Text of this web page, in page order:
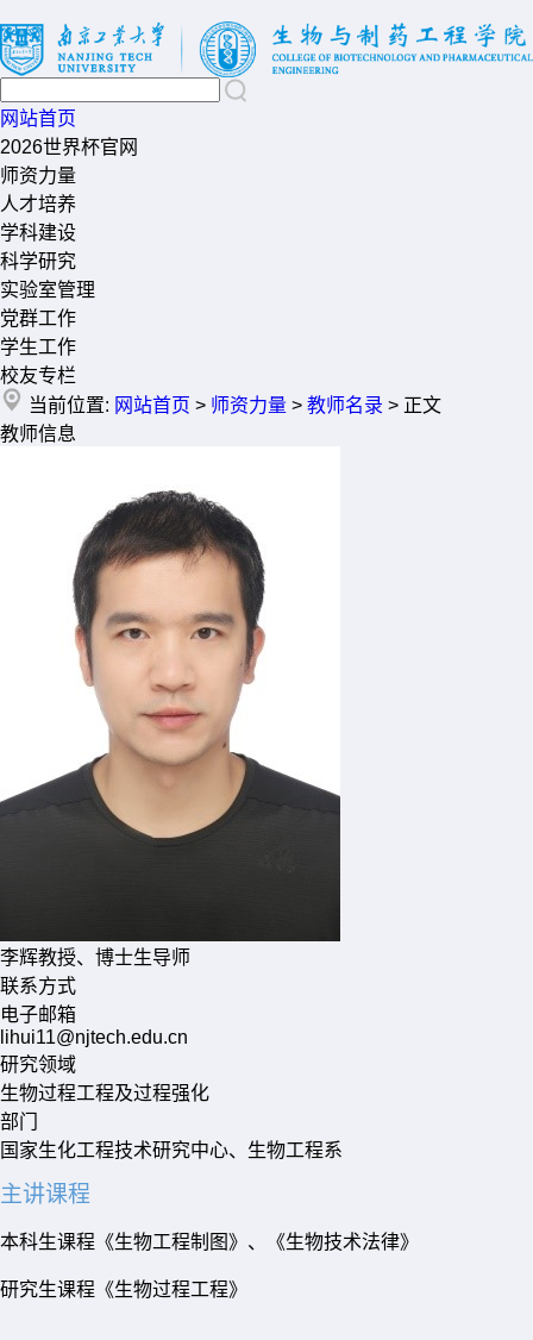
网站首页
2026世界杯官网
师资力量
人才培养
学科建设
科学研究
实验室管理
党群工作
学生工作
校友专栏
当前位置: 网站首页 > 师资力量 > 教师名录 > 正文
教师信息
李辉教授、博士生导师
联系方式
电子邮箱
lihui11@njtech.edu.cn
研究领域
生物过程工程及过程强化
部门
国家生化工程技术研究中心、生物工程系
主讲课程
本科生课程《生物工程制图》、《生物技术法律》
研究生课程《生物过程工程》